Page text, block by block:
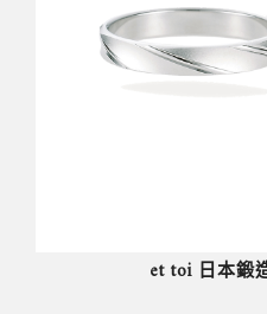
et toi 日本鍛